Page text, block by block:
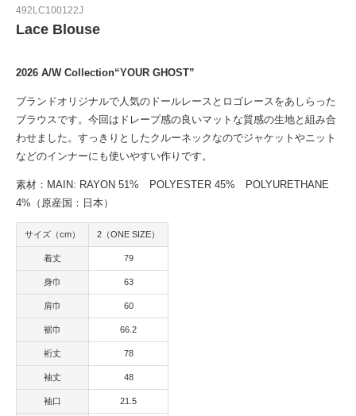
492LC100122J
Lace Blouse
2026 A/W Collection“YOUR GHOST”
ブランドオリジナルで人気のドールレースとロゴレースをあしらった
ブラウスです。今回はドレープ感の良いマットな質感の生地と組み合
わせました。すっきりとしたクルーネックなのでジャケットやニット
などのインナーにも使いやすい作りです。
素材：MAIN: RAYON 51% POLYESTER 45% POLYURETHANE
4%（原産国：日本）
サイズ（cm） 2（ONE SIZE）
着丈 79
身巾 63
肩巾 60
裾巾 66.2
裄丈 78
袖丈 48
袖口 21.5